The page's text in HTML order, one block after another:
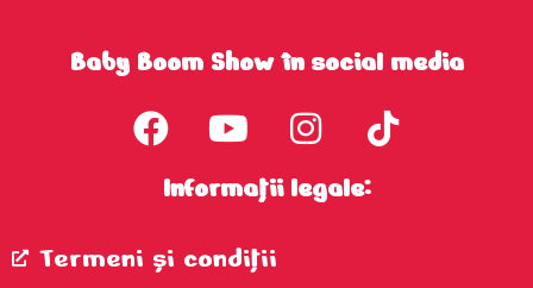
Baby Boom Show în social media
Informații legale:
Termeni şi condiţii